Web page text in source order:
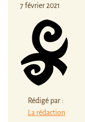
7 février 2021
Rédigé par :
La rédaction